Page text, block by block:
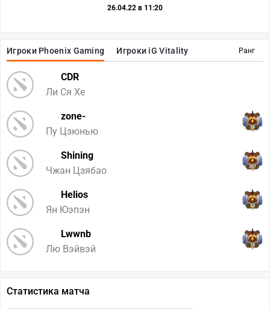
Ранг
Игроки Phoenix Gaming Игроки iG Vitality
CDR
Ли Ся Хе
zone-
Пу Цзюнью
39
Shining
Чжан Цзябао
207
Helios
Ян Юэпэн
53
Lwwnb
Лю Вэйвэй
10
26.04.22 в 11:20
Статистика матча